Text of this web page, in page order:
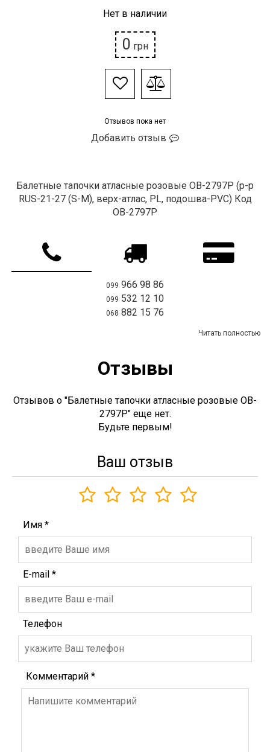
Нет в наличии
0 грн
Отзывов пока нет
Добавить отзыв
Балетные тапочки атласные розовые OB-2797P (р-р
RUS-21-27 (S-M), верх-атлас, PL, подошва-PVC) Код
OB-2797P
099 966 98 86
099 532 12 10
068 882 15 76
Читать полностью
Отзывы
Отзывов о "Балетные тапочки атласные розовые OB-
2797P" еще нет.
Будьте первым!
Ваш отзыв
Имя *
E-mail *
Телефон
Комментарий *